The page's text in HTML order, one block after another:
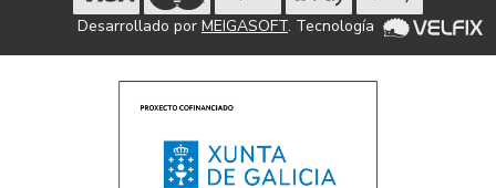
Desarrollado por MEIGASOFT. Tecnología